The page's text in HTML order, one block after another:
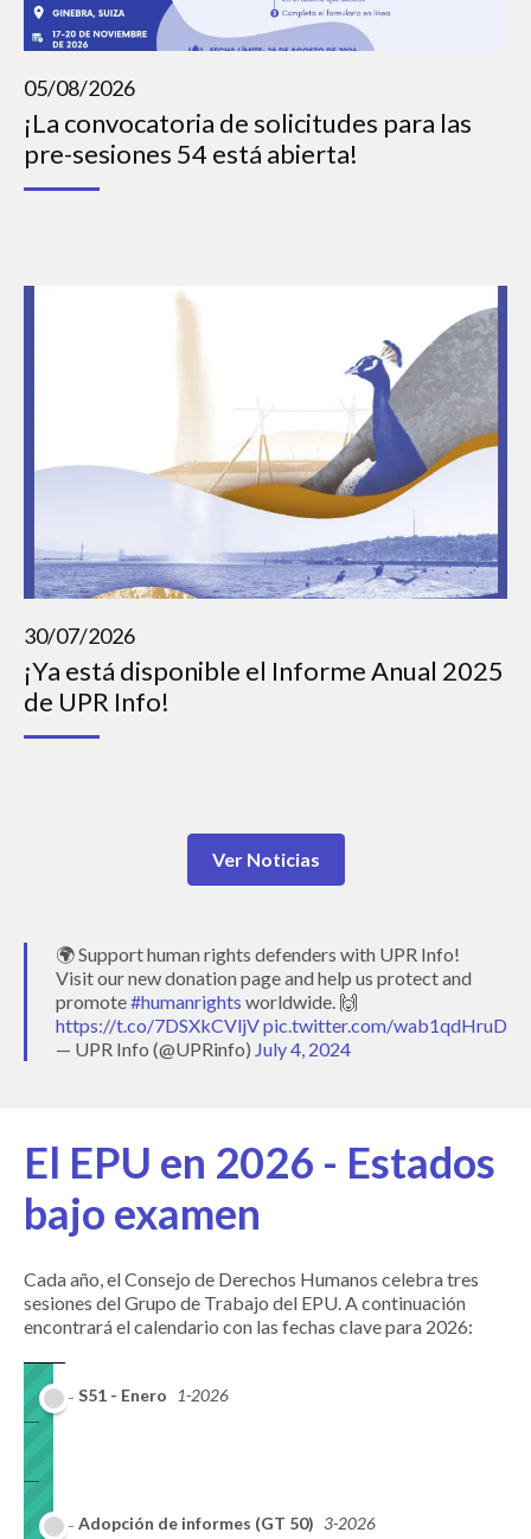
05/08/2026
¡La convocatoria de solicitudes para las
pre-sesiones 54 está abierta!
30/07/2026
¡Ya está disponible el Informe Anual 2025
de UPR Info!
Ver Noticias
🌍 Support human rights defenders with UPR Info!
Visit our new donation page and help us protect and
promote#humanrights worldwide. 🙌
https://t.co/7DSXkCVljVpic.twitter.com/wab1qdHruD
— UPR Info (@UPRinfo) July 4, 2024
El EPU en 2026 - Estados
bajo examen
Cada año, el Consejo de Derechos Humanos celebra tres
sesiones del Grupo de Trabajo del EPU. A continuación
encontrará el calendario con las fechas clave para 2026:
S51 - Enero 1-2026
Adopción de informes (GT 50) 3-2026